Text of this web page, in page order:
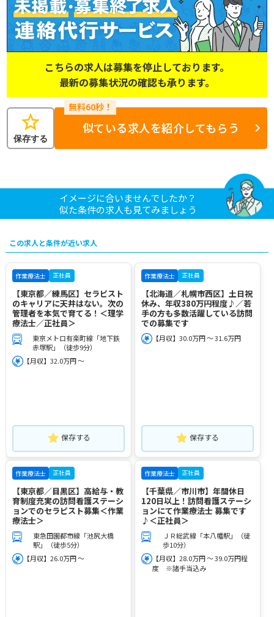
こちらの求人は募集を停止しております。
最新の募集状況の確認も承ります。
star
保存する
似ている求人を紹介してもらう
イメージに合いませんでしたか？
似た条件の求人も見てみましょう
この求人と条件が近い求人
作業療法士 正社員
【東京都／練馬区】セラピスト
のキャリアに天井はない。次の
管理者を本気で育てる！＜理学
療法士／正社員＞
東京メトロ有楽町線「地下鉄
赤塚駅」（徒歩9分）
【月収】32.0万円 ～
保存する
作業療法士 正社員
【北海道／札幌市西区】土日祝
休み、年収380万円程度♪／若
手の方も多数活躍している訪問
での募集です
【月収】30.0万円 ～ 31.6万円
保存する
作業療法士 正社員
【東京都／目黒区】高給与・教
育制度充実の訪問看護ステーシ
ョンでのセラピスト募集＜作業
療法士＞
東急田園都市線「池尻大橋
駅」（徒歩5分）
【月収】26.0万円 ～
作業療法士 正社員
【千葉県／市川市】年間休日
120日以上！訪問看護ステーシ
ョンにて作業療法士 募集です
♪＜正社員＞
ＪＲ総武線「本八幡駅」（徒
歩10分）
【月収】28.0万円 ～ 39.0万円程
度 ※諸手当込み